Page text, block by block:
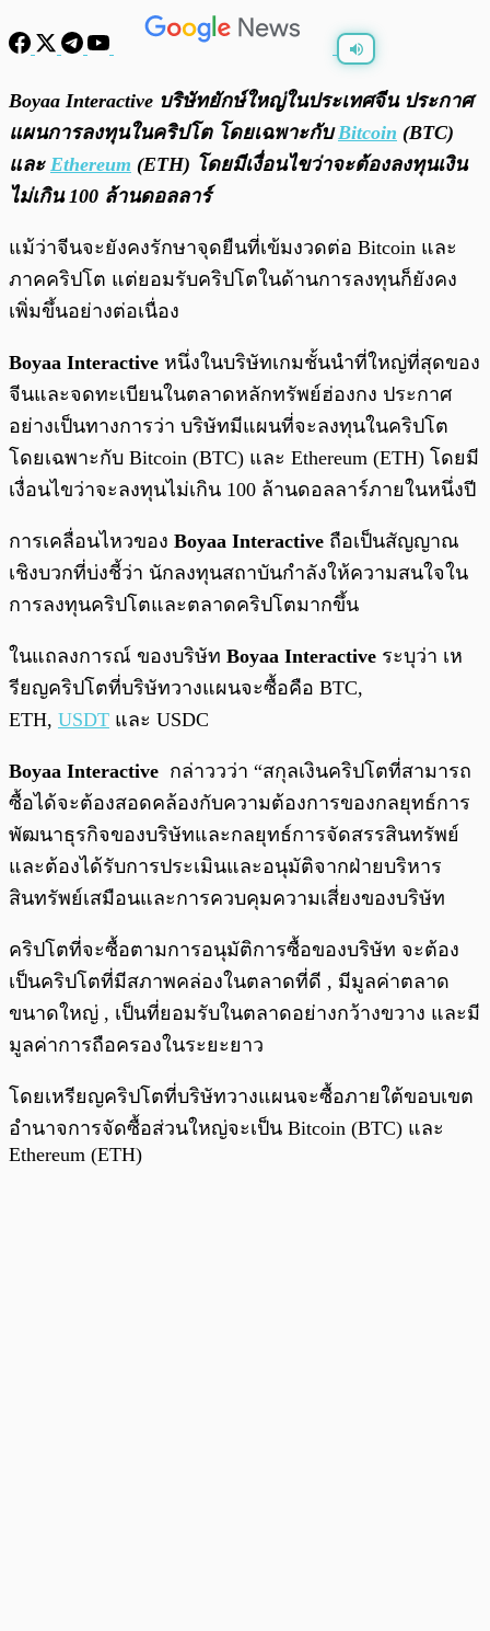
0:00 0:00
Boyaa Interactive บริษัทยักษ์ใหญ่ในประเทศจีน ประกาศ
แผนการลงทุนในคริปโต โดยเฉพาะกับBitcoin (BTC)
และ Ethereum (ETH) โดยมีเงื่อนไขว่าจะต้องลงทุนเงิน
ไม่เกิน 100 ล้านดอลลาร์
แม้ว่าจีนจะยังคงรักษาจุดยืนที่เข้มงวดต่อ Bitcoin และ
ภาคคริปโต แต่ยอมรับคริปโตในด้านการลงทุนก็ยังคง
เพิ่มขึ้นอย่างต่อเนื่อง
Boyaa Interactive หนึ่งในบริษัทเกมชั้นนำที่ใหญ่ที่สุดของ
จีนและจดทะเบียนในตลาดหลักทรัพย์ฮ่องกง ประกาศ
อย่างเป็นทางการว่า บริษัทมีแผนที่จะลงทุนในคริปโต
โดยเฉพาะกับ Bitcoin (BTC) และ Ethereum (ETH) โดยมี
เงื่อนไขว่าจะลงทุนไม่เกิน 100 ล้านดอลลาร์ภายในหนึ่งปี
การเคลื่อนไหวของ Boyaa Interactive ถือเป็นสัญญาณ
เชิงบวกที่บ่งชี้ว่า นักลงทุนสถาบันกำลังให้ความสนใจใน
การลงทุนคริปโตและตลาดคริปโตมากขึ้น
ในแถลงการณ์ ของบริษัท Boyaa Interactive ระบุว่า เห
รียญคริปโตที่บริษัทวางแผนจะซื้อคือ BTC,
ETH, USDT และ USDC
Boyaa Interactive กล่าววว่า “สกุลเงินคริปโตที่สามารถ
ซื้อได้จะต้องสอดคล้องกับความต้องการของกลยุทธ์การ
พัฒนาธุรกิจของบริษัทและกลยุทธ์การจัดสรรสินทรัพย์
และต้องได้รับการประเมินและอนุมัติจากฝ่ายบริหาร
สินทรัพย์เสมือนและการควบคุมความเสี่ยงของบริษัท
คริปโตที่จะซื้อตามการอนุมัติการซื้อของบริษัท จะต้อง
เป็นคริปโตที่มีสภาพคล่องในตลาดที่ดี , มีมูลค่าตลาด
ขนาดใหญ่ , เป็นที่ยอมรับในตลาดอย่างกว้างขวาง และมี
มูลค่าการถือครองในระยะยาว
โดยเหรียญคริปโตที่บริษัทวางแผนจะซื้อภายใต้ขอบเขต
อำนาจการจัดซื้อส่วนใหญ่จะเป็น Bitcoin (BTC) และ
Ethereum (ETH)